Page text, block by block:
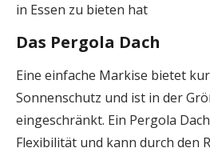
in Essen zu bieten hat
Das Pergola Dach
Eine einfache Markise bietet
Sonnenschutz und ist in der
eingeschränkt. Ein Pergola
Flexibilität und kann durch den